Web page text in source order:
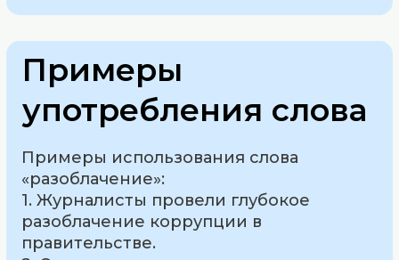
Примеры
употребления слова
Примеры использования слова
«разоблачение»:
1. Журналисты провели глубокое
разоблачение коррупции в
правительстве.